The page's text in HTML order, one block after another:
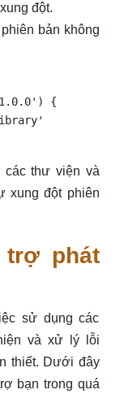
đột.
bản không
{
các thư viện và
xung đột phiên
trợ phát
sử dụng các
và xử lý lỗi
thiết. Dưới đây
bạn trong quá